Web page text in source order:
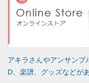
アキラさんやアンサンブ
D、楽譜、グッズなどが